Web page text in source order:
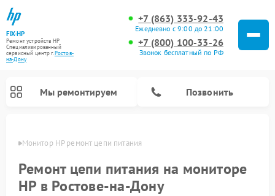
FIX-HP
Ремонт устройств HP
Специализированный
cервисный центр г.Ростов-
на-Дону
+7 (863) 333-92-43
Ежедневно с 9:00 до 21:00
+7 (800) 100-33-26
Звонок бесплатный по РФ
Мы ремонтируем Позвонить
Монитор HP ремонт цепи питания
Ремонт цепи питания на мониторе
HP в Ростове-на-Дону